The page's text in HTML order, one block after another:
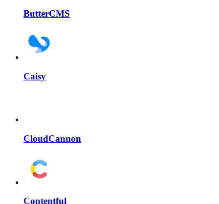
ButterCMS
Caisy
CloudCannon
Contentful